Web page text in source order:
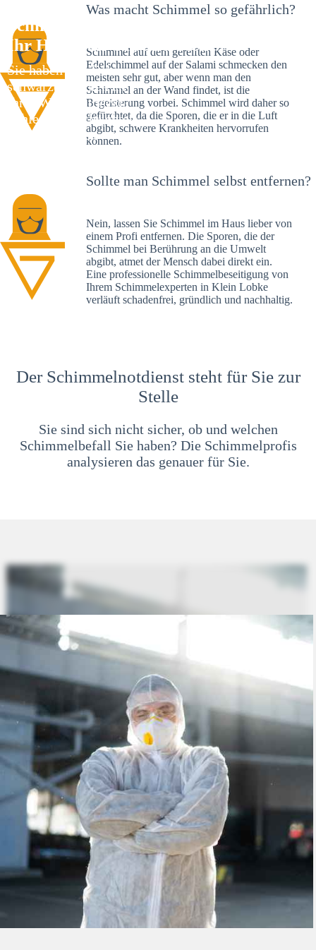
Schimmelexperte in Klein Lobke –
Ihr Helfer an Ort und Stelle
Sie haben kürzlich
schwarze Flecken an
Ihrer Wand entdeckt?
Schlechte Nachrichten:
Sie haben einen
Was macht Schimmel so gefährlich?
Schimmel auf dem gereiften Käse oder
Edelschimmel auf der Salami schmecken den
meisten sehr gut, aber wenn man den
Schimmel an der Wand findet, ist die
Begeisterung vorbei. Schimmel wird daher so
gefürchtet, da die Sporen, die er in die Luft
abgibt, schwere Krankheiten hervorrufen
können.
Sollte man Schimmel selbst entfernen?
Nein, lassen Sie Schimmel im Haus lieber von
einem Profi entfernen. Die Sporen, die der
Schimmel bei Berührung an die Umwelt
abgibt, atmet der Mensch dabei direkt ein.
Eine professionelle Schimmelbeseitigung von
Ihrem Schimmelexperten in Klein Lobke
verläuft schadenfrei, gründlich und nachhaltig.
Der Schimmelnotdienst steht für Sie zur
Stelle
Sie sind sich nicht sicher, ob und welchen
Schimmelbefall Sie haben? Die Schimmelprofis
analysieren das genauer für Sie.